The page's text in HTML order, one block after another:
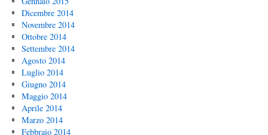
Dicembre 2014
Novembre 2014
Ottobre 2014
Settembre 2014
Agosto 2014
Luglio 2014
Giugno 2014
Maggio 2014
Aprile 2014
Marzo 2014
Febbraio 2014